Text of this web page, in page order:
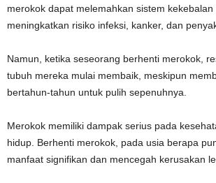
merokok dapat melemahkan sistem kekebalan
meningkatkan risiko infeksi, kanker, dan
Namun, ketika seseorang berhenti merokok,
tubuh mereka mulai membaik, meskipun
bertahun-tahun untuk pulih sepenuhnya.
Merokok memiliki dampak serius pada
hidup. Berhenti merokok, pada usia berapa
manfaat signifikan dan mencegah kerusakan